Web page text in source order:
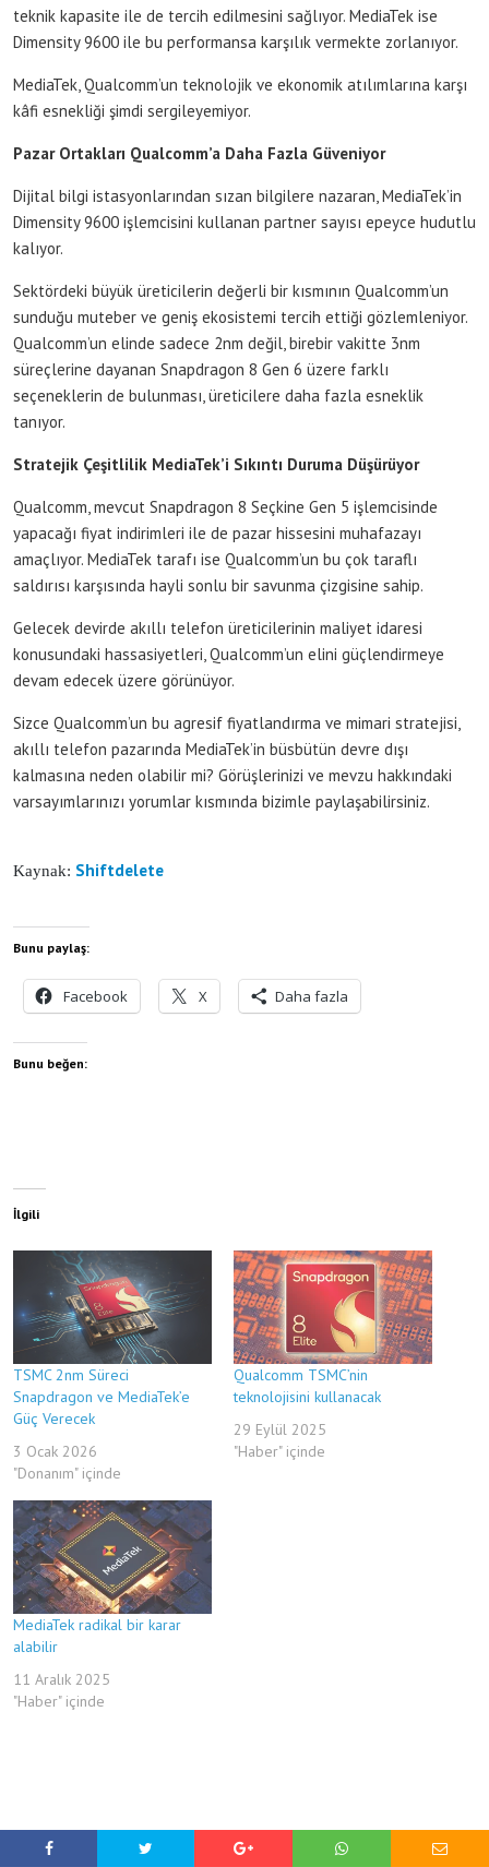
teknik kapasite ile de tercih edilmesini sağlıyor. MediaTek ise
Dimensity 9600 ile bu performansa karşılık vermekte zorlanıyor.
MediaTek, Qualcomm’un teknolojik ve ekonomik atılımlarına karşı
kâfi esnekliği şimdi sergileyemiyor.
Pazar Ortakları Qualcomm’a Daha Fazla Güveniyor
Dijital bilgi istasyonlarından sızan bilgilere nazaran, MediaTek’in
Dimensity 9600 işlemcisini kullanan partner sayısı epeyce hudutlu
kalıyor.
Sektördeki büyük üreticilerin değerli bir kısmının Qualcomm’un
sunduğu muteber ve geniş ekosistemi tercih ettiği gözlemleniyor.
Qualcomm’un elinde sadece 2nm değil, birebir vakitte 3nm
süreçlerine dayanan Snapdragon 8 Gen 6 üzere farklı
seçeneklerin de bulunması, üreticilere daha fazla esneklik
tanıyor.
Stratejik Çeşitlilik MediaTek’i Sıkıntı Duruma Düşürüyor
Qualcomm, mevcut Snapdragon 8 Seçkine Gen 5 işlemcisinde
yapacağı fiyat indirimleri ile de pazar hissesini muhafazayı
amaçlıyor. MediaTek tarafı ise Qualcomm’un bu çok taraflı
saldırısı karşısında hayli sonlu bir savunma çizgisine sahip.
Gelecek devirde akıllı telefon üreticilerinin maliyet idaresi
konusundaki hassasiyetleri, Qualcomm’un elini güçlendirmeye
devam edecek üzere görünüyor.
Sizce Qualcomm’un bu agresif fiyatlandırma ve mimari stratejisi,
akıllı telefon pazarında MediaTek’in büsbütün devre dışı
kalmasına neden olabilir mi? Görüşlerinizi ve mevzu hakkındaki
varsayımlarınızı yorumlar kısmında bizimle paylaşabilirsiniz.
Kaynak: Shiftdelete
Bunu paylaş:
Facebook X Daha fazla
Bunu beğen:
İlgili
TSMC 2nm Süreci
Snapdragon ve MediaTek’e
Güç Verecek
3 Ocak 2026
"Donanım" içinde
Qualcomm TSMC’nin
teknolojisini kullanacak
29 Eylül 2025
"Haber" içinde
MediaTek radikal bir karar
alabilir
11 Aralık 2025
"Haber" içinde